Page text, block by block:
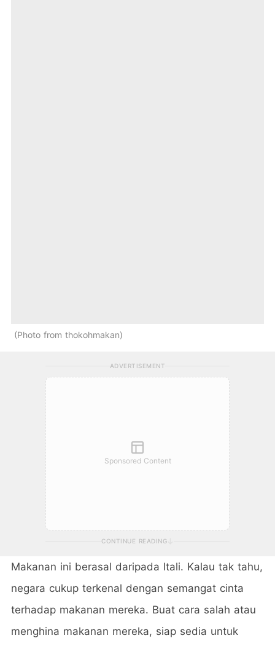
Photo from thokohmakan
ADVERTISEMENT
Sponsored Content
CONTINUE READING
Makanan ini berasal daripada Itali. Kalau tak tahu,
negara cukup terkenal dengan semangat cinta
terhadap makanan mereka. Buat cara salah atau
menghina makanan mereka, siap sedia untuk